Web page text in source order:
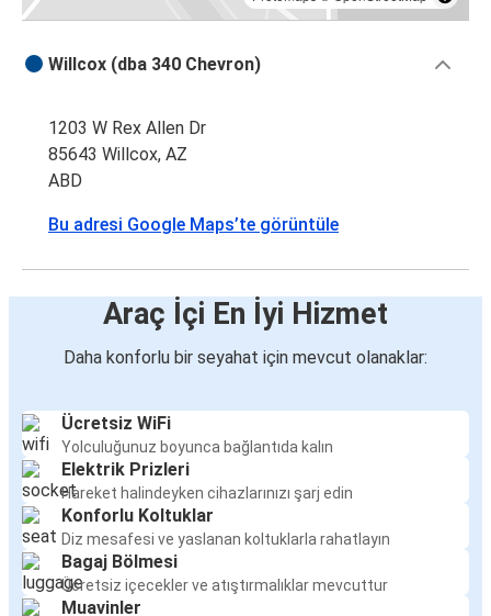
Willcox (dba 340 Chevron)
1203 W Rex Allen Dr
85643 Willcox, AZ
ABD
Bu adresi Google Maps’te görüntüle
Araç İçi En İyi Hizmet
Daha konforlu bir seyahat için mevcut olanaklar:
Ücretsiz WiFi
Yolculuğunuz boyunca bağlantıda kalın
Elektrik Prizleri
Hareket halindeyken cihazlarınızı şarj edin
Konforlu Koltuklar
Diz mesafesi ve yaslanan koltuklarla rahatlayın
Bagaj Bölmesi
Ücretsiz içecekler ve atıştırmalıklar mevcuttur
Muavinler